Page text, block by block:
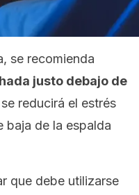
se recomienda
justo debajo de
reducirá el estrés
baja de la espalda
que debe utilizarse